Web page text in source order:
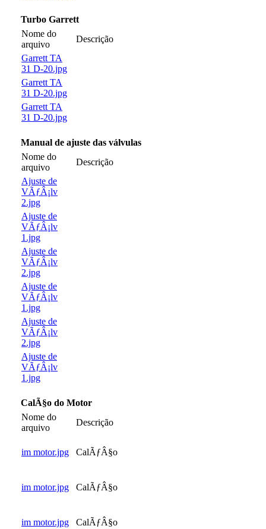
Turbo Garrett
Nome do
arquivo
Descrição
Garrett TA
31 D-20.jpg
Garrett TA
31 D-20.jpg
Garrett TA
31 D-20.jpg
Manual de ajuste das válvulas
Nome do
arquivo
Descrição
Ajuste de
VÃƒÂ¡lv
2.jpg
Ajuste de
VÃƒÂ¡lv
1.jpg
Ajuste de
VÃƒÂ¡lv
2.jpg
Ajuste de
VÃƒÂ¡lv
1.jpg
Ajuste de
VÃƒÂ¡lv
2.jpg
Ajuste de
VÃƒÂ¡lv
1.jpg
CalÃ§o do Motor
Nome do
arquivo
Descrição
im motor.jpg CalÃƒÂ§o
im motor.jpg CalÃƒÂ§o
im motor.jpg CalÃƒÂ§o